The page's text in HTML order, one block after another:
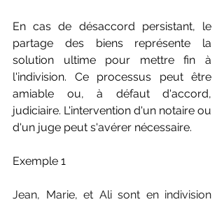
En cas de désaccord persistant, le
partage des biens représente la
solution ultime pour mettre fin à
l'indivision. Ce processus peut être
amiable ou, à défaut d'accord,
judiciaire. L'intervention d'un notaire ou
d'un juge peut s'avérer nécessaire.
Exemple 1
Jean, Marie, et Ali sont en indivision